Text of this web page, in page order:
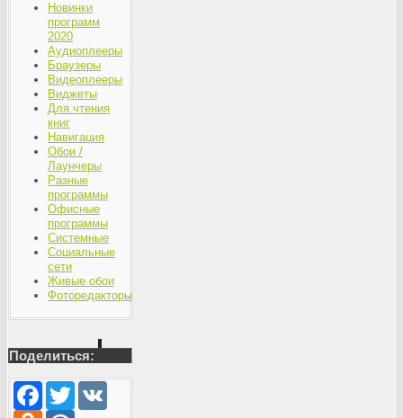
Новинки
программ
2020
Аудиоплееры
Браузеры
Видеоплееры
Виджеты
Для чтения
книг
Навигация
Обои /
Лаунчеры
Разные
программы
Офисные
программы
Системные
Социальные
сети
Живые обои
Фоторедакторы
Поделиться:
FacebookTwitter